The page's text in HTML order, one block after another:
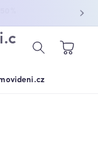
Košík